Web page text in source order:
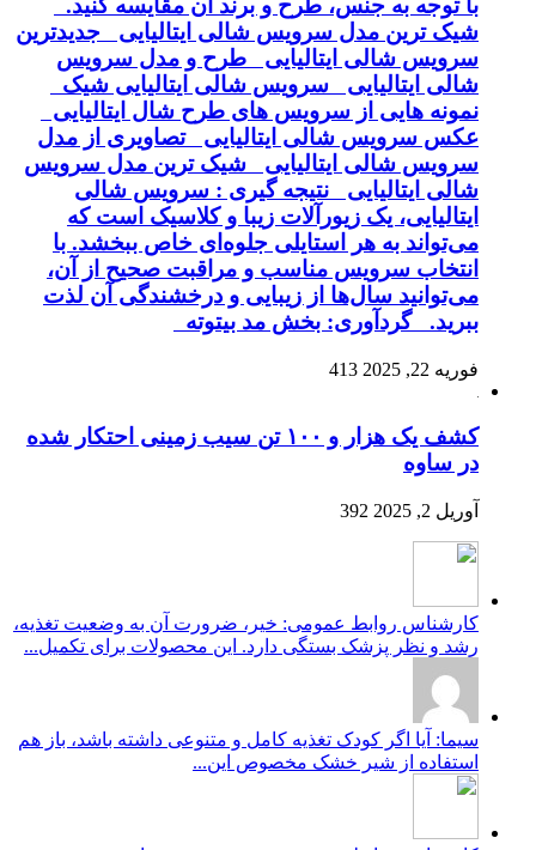
با توجه به جنس، طرح و برند آن مقایسه کنید.
شیک ترین مدل سرویس شالی ایتالیایی جدیدترین
سرویس شالی ایتالیایی طرح و مدل سرویس
شالی ایتالیایی سرویس شالی ایتالیایی شیک
نمونه هایی از سرویس های طرح شال ایتالیایی
عکس سرویس شالی ایتالیایی تصاویری از مدل
سرویس شالی ایتالیایی شیک ترین مدل سرویس
شالی ایتالیایی نتیجه گیری : سرویس شالی
ایتالیایی، یک زیورآلات زیبا و کلاسیک است که
می‌تواند به هر استایلی جلوه‌ای خاص ببخشد. با
انتخاب سرویس مناسب و مراقبت صحیح از آن،
می‌توانید سال‌ها از زیبایی و درخشندگی آن لذت
ببرید. گردآوری: بخش مد بیتوته
فوریه 22, 2025 413
کشف یک هزار و ۱۰۰ تن سیب زمینی احتکار شده
در ساوه
آوریل 2, 2025 392
کارشناس روابط عمومی: خیر، ضرورت آن به وضعیت تغذیه،
رشد و نظر پزشک بستگی دارد. این محصولات برای تکمیل...
سیما: آیا اگر کودک تغذیه کامل و متنوعی داشته باشد، باز هم
استفاده از شیر خشک مخصوص این...